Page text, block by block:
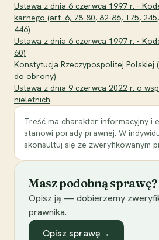
Ustawa z dnia 6 czerwca 1997 r. -
karnego (art. 6, 78-80, 82-86, 175,
446)
Ustawa z dnia 6 czerwca 1997 r. -
60)
Konstytucja Rzeczypospolitej Polskiej
do obrony)
Ustawa z dnia 9 czerwca 2022 r. o
nieletnich
Treść ma charakter informacyjny i
stanowi porady prawnej. W
skonsultuj się ze zweryfikowanym
Masz podobną sprawę?
Opisz ją — dobierzemy
prawnika.
Opisz sprawę→